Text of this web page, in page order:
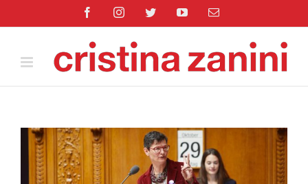
FacebookInstagramTwitterYouTubeEmail
Ingrandisci
immagine